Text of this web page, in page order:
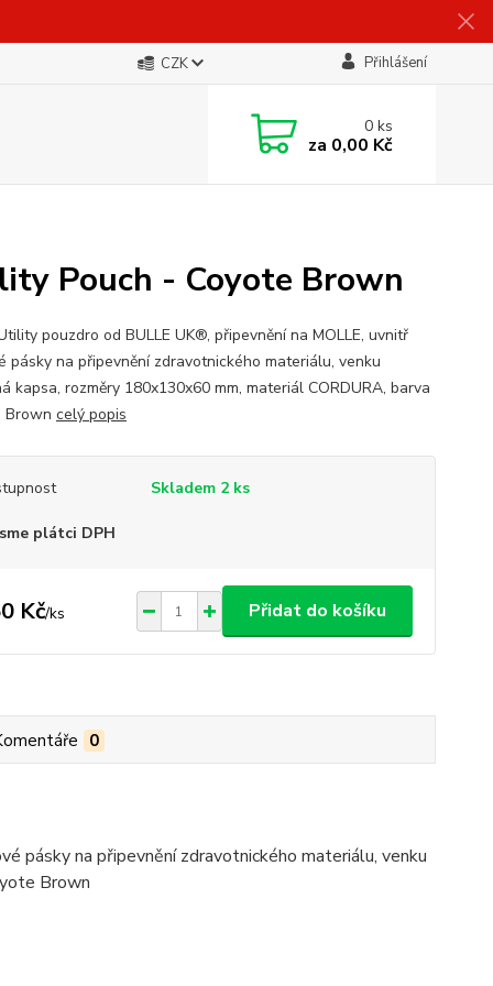
CZK Přihlášení
0ks
za 0,00 Kč
Pouch - Coyote Brown
pouzdro od BULLE UK®, připevnění na MOLLE, uvnitř
pásky na připevnění zdravotnického materiálu, venku
kapsa, rozměry 180x130x60 mm, materiál CORDURA, barva
Brown celý popis
Skladem 2 ks
plátci DPH
Kč/ks Přidat do košíku
0
pásky na připevnění zdravotnického materiálu, venku
Brown